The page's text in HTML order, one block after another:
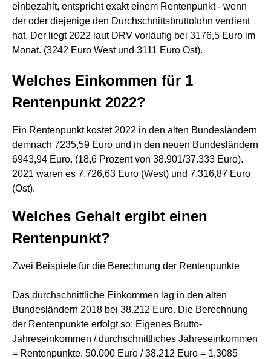
einbezahlt, entspricht exakt einem Rentenpunkt - wenn
der oder diejenige den Durchschnittsbruttolohn verdient
hat. Der liegt 2022 laut DRV vorläufig bei 3176,5 Euro im
Monat. (3242 Euro West und 3111 Euro Ost).
Welches Einkommen für 1
Rentenpunkt 2022?
Ein Rentenpunkt kostet 2022 in den alten Bundesländern
demnach 7235,59 Euro und in den neuen Bundesländern
6943,94 Euro. (18,6 Prozent von 38.901/37.333 Euro).
2021 waren es 7.726,63 Euro (West) und 7.316,87 Euro
(Ost).
Welches Gehalt ergibt einen
Rentenpunkt?
Zwei Beispiele für die Berechnung der Rentenpunkte
Das durchschnittliche Einkommen lag in den alten
Bundesländern 2018 bei 38.212 Euro. Die Berechnung
der Rentenpunkte erfolgt so: Eigenes Brutto-
Jahreseinkommen / durchschnittliches Jahreseinkommen
= Rentenpunkte. 50.000 Euro / 38.212 Euro = 1,3085